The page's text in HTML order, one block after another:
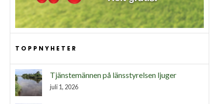
TOPPNYHETER
Tjänstemännen på länsstyrelsen ljuger
juli 1, 2026